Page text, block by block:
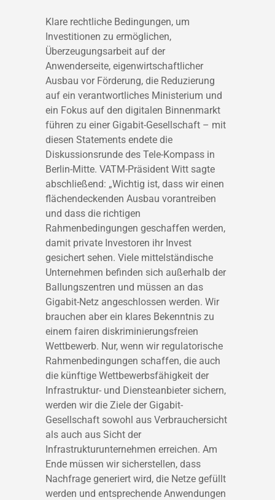
Klare rechtliche Bedingungen, um
Investitionen zu ermöglichen,
Überzeugungsarbeit auf der
Anwenderseite, eigenwirtschaftlicher
Ausbau vor Förderung, die Reduzierung
auf ein verantwortliches Ministerium und
ein Fokus auf den digitalen Binnenmarkt
führen zu einer Gigabit-Gesellschaft – mit
diesen Statements endete die
Diskussionsrunde des Tele-Kompass in
Berlin-Mitte. VATM-Präsident Witt sagte
abschließend: „Wichtig ist, dass wir einen
flächendeckenden Ausbau vorantreiben
und dass die richtigen
Rahmenbedingungen geschaffen werden,
damit private Investoren ihr Invest
gesichert sehen. Viele mittelständische
Unternehmen befinden sich außerhalb der
Ballungszentren und müssen an das
Gigabit-Netz angeschlossen werden. Wir
brauchen aber ein klares Bekenntnis zu
einem fairen diskriminierungsfreien
Wettbewerb. Nur, wenn wir regulatorische
Rahmenbedingungen schaffen, die auch
die künftige Wettbewerbsfähigkeit der
Infrastruktur- und Diensteanbieter sichern,
werden wir die Ziele der Gigabit-
Gesellschaft sowohl aus Verbrauchersicht
als auch aus Sicht der
Infrastrukturunternehmen erreichen. Am
Ende müssen wir sicherstellen, dass
Nachfrage generiert wird, die Netze gefüllt
werden und entsprechende Anwendungen